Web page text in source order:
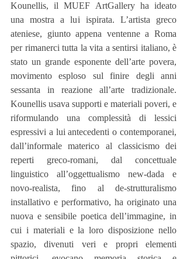
Kounellis, il MUEF ArtGallery ha ideato
una mostra a lui ispirata. L’artista greco
ateniese, giunto appena ventenne a Roma
per rimanerci tutta la vita a sentirsi italiano, è
stato un grande esponente dell’arte povera,
movimento esploso sul finire degli anni
sessanta in reazione all’arte tradizionale.
Kounellis usava supporti e materiali poveri, e
riformulando una complessità di lessici
espressivi a lui antecedenti o contemporanei,
dall’informale materico al classicismo dei
reperti greco-romani, dal concettuale
linguistico all’oggettualismo new-dada e
novo-realista, fino al de-strutturalismo
installativo e performativo, ha originato una
nuova e sensibile poetica dell’immagine, in
cui i materiali e la loro disposizione nello
spazio, divenuti veri e propri elementi